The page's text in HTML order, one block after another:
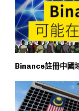
Binance註冊中國